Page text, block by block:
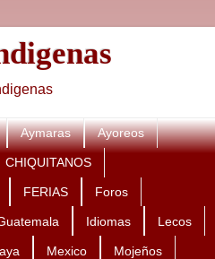
Aymaras Ayoreos
CHIQUITANOS
FERIAS Foros
Idiomas Lecos
Mexico Mojeños